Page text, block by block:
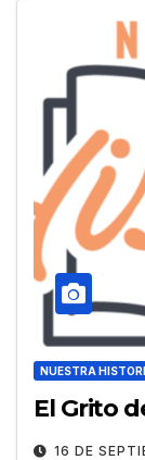
NUESTRA
El Grito
16 DE